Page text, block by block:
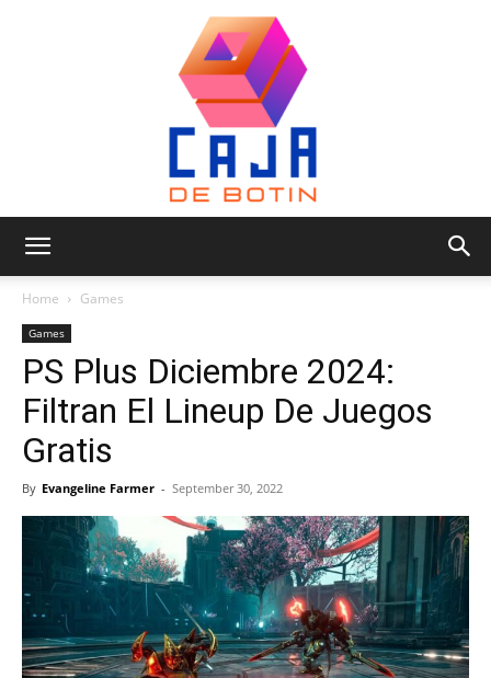
de
Home Games
Games
PS Plus Diciembre 2024:
Filtran El Lineup De Juegos
Gratis
By Evangeline Farmer - September 30, 2022